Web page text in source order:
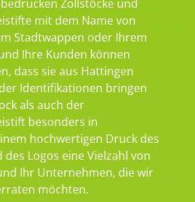
Zollstöcke und
mit dem Name von
Stadtwappen oder Ihrem
Ihre Kunden können
dass sie aus Hattingen
Identifikationen bringen
als auch der
besonders in
hochwertigen Druck des
Logos eine Vielzahl von
Ihr Unternehmen, die wir
möchten.